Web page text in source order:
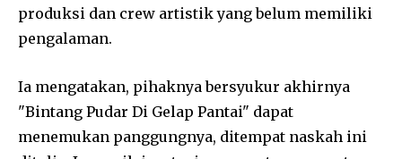
produksi dan crew artistik yang belum memiliki
pengalaman.
Ia mengatakan, pihaknya bersyukur akhirnya
"Bintang Pudar Di Gelap Pantai" dapat
menemukan panggungnya, ditempat naskah ini